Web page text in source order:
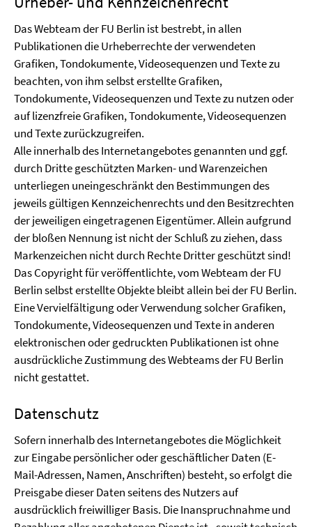
Das Webteam der FU Berlin ist bestrebt, in allen
Publikationen die Urheberrechte der verwendeten
Grafiken, Tondokumente, Videosequenzen und Texte zu
beachten, von ihm selbst erstellte Grafiken,
Tondokumente, Videosequenzen und Texte zu nutzen oder
auf lizenzfreie Grafiken, Tondokumente, Videosequenzen
und Texte zurückzugreifen.
Alle innerhalb des Internetangebotes genannten und ggf.
durch Dritte geschützten Marken- und Warenzeichen
unterliegen uneingeschränkt den Bestimmungen des
jeweils gültigen Kennzeichenrechts und den Besitzrechten
der jeweiligen eingetragenen Eigentümer. Allein aufgrund
der bloßen Nennung ist nicht der Schluß zu ziehen, dass
Markenzeichen nicht durch Rechte Dritter geschützt sind!
Das Copyright für veröffentlichte, vom Webteam der FU
Berlin selbst erstellte Objekte bleibt allein bei der FU Berlin.
Eine Vervielfältigung oder Verwendung solcher Grafiken,
Tondokumente, Videosequenzen und Texte in anderen
elektronischen oder gedruckten Publikationen ist ohne
ausdrückliche Zustimmung des Webteams der FU Berlin
nicht gestattet.
Datenschutz
Sofern innerhalb des Internetangebotes die Möglichkeit
zur Eingabe persönlicher oder geschäftlicher Daten (E-
Mail-Adressen, Namen, Anschriften) besteht, so erfolgt die
Preisgabe dieser Daten seitens des Nutzers auf
ausdrücklich freiwilliger Basis. Die Inanspruchnahme und